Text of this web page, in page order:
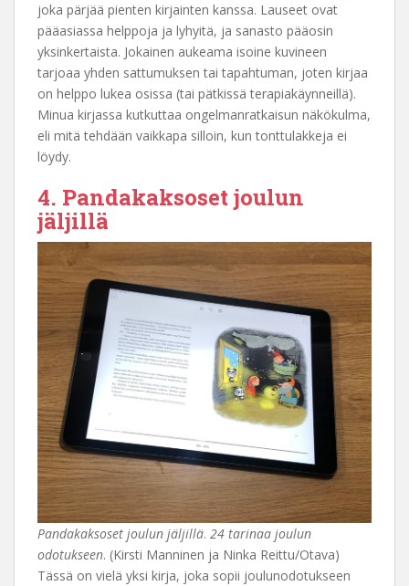
joka pärjää pienten kirjainten kanssa. Lauseet ovat
pääasiassa helppoja ja lyhyitä, ja sanasto pääosin
yksinkertaista. Jokainen aukeama isoine kuvineen
tarjoaa yhden sattumuksen tai tapahtuman, joten kirjaa
on helppo lukea osissa (tai pätkissä terapiakäynneillä).
Minua kirjassa kutkuttaa ongelmanratkaisun näkökulma,
eli mitä tehdään vaikkapa silloin, kun tonttulakkeja ei
löydy.
4. Pandakaksoset joulun
jäljillä
Pandakaksoset joulun jäljillä. 24 tarinaa joulun
odotukseen. (Kirsti Manninen ja Ninka Reittu/Otava)
Tässä on vielä yksi kirja, joka sopii joulunodotukseen